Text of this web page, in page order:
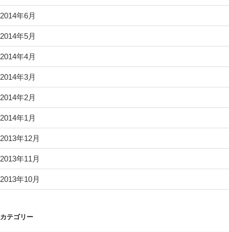
2014年6月
2014年5月
2014年4月
2014年3月
2014年2月
2014年1月
2013年12月
2013年11月
2013年10月
カテゴリー